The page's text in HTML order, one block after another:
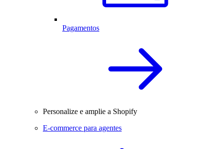
Pagamentos
Personalize e amplie a Shopify
E-commerce para agentes